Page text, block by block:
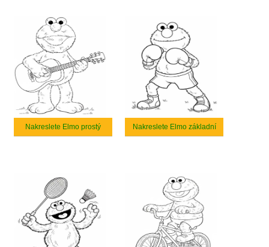
Nakreslete Elmo prostý Nakreslete Elmo základní